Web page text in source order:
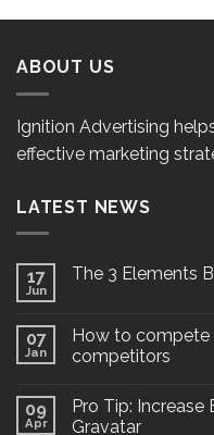
ABOUT US
Ignition Advertising
effective marketing
LATEST NEWS
17
Jun
The 3 Elements
07
Jan
How to compete
competitors
09
Apr
Pro Tip: Increase
Gravatar